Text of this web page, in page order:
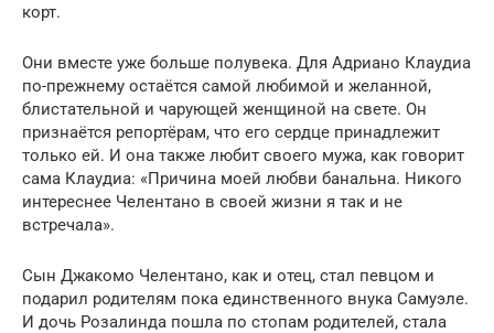
корт.
Они вместе уже больше полувека. Для Адриано Клаудиа
по-прежнему остаётся самой любимой и желанной,
блистательной и чарующей женщиной на свете. Он
признаётся репортёрам, что его сердце принадлежит
только ей. И она также любит своего мужа, как говорит
сама Клаудиа: «Причина моей любви банальна. Никого
интереснее Челентано в своей жизни я так и не
встречала».
Сын Джакомо Челентано, как и отец, стал певцом и
подарил родителям пока единственного внука Самуэле.
И дочь Розалинда пошла по стопам родителей, стала